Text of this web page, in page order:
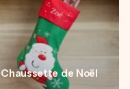
Chaussette de Noël